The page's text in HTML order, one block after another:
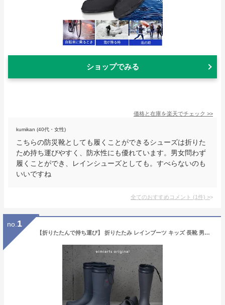
ショップでみる
価格と在庫を楽天でチェック >>
kumikan (40代・女性)
こちらの防災靴としても履くことができるシューズは折りた
ため持ち運びやすく、防水性にも優れています。男女問わず
履くことができ、レインシューズとしても。すべらないのも
いいですね
全てのおすすめコメント (1件) >
no. 1
【折りたたんで持ち運び】 折りたたみ レインブーツ キッズ 長靴 男の子 子供 長靴キッズ 18cm 19cm 20cm 21cm 22cm 23cm 24cm 25cm ジュニア おしゃれ 小学生 子ども こども 雨靴 雪 レインシューズ パッカブル インソール eimiarts